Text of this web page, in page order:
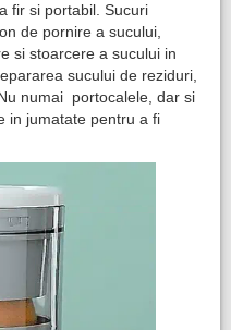
fir si portabil. Sucuri
de pornire a sucului,
si stoarcere a sucului in
sucului de reziduri,
numai portocalele, dar si
in jumatate pentru a fi